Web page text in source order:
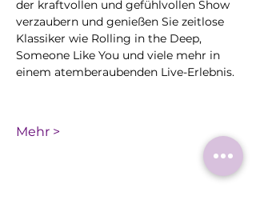
der kraftvollen und gefühlvollen Show
verzaubern und genießen Sie zeitlose
Klassiker wie Rolling in the Deep,
Someone Like You und viele mehr in
einem atemberaubenden Live-Erlebnis.
Mehr >